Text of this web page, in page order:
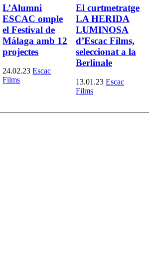
L’Alumni
ESCAC omple
el Festival de
Málaga amb 12
projectes
24.02.23 Escac
Films
El curtmetratge
LA HERIDA
LUMINOSA
d’Escac Films,
seleccionat a la
Berlinale
13.01.23 Escac
Films